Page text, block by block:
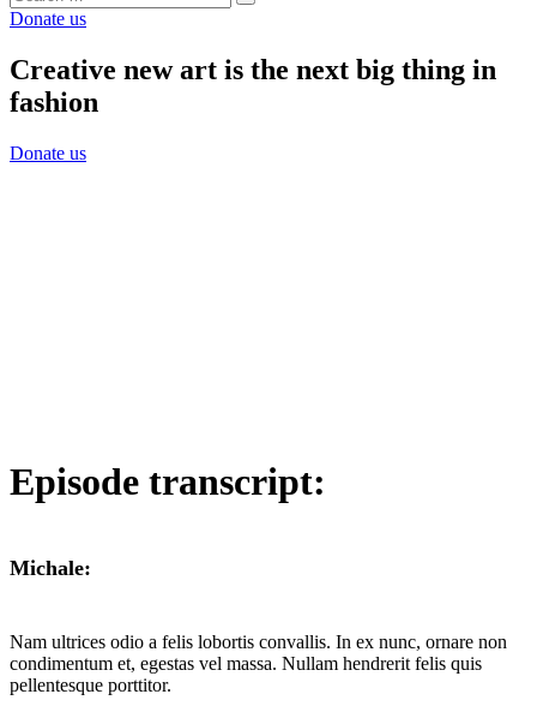
Donate us
Creative new art is the next big thing in
fashion
Donate us
Episode transcript:
Michale:
Nam ultrices odio a felis lobortis convallis. In ex nunc, ornare non
condimentum et, egestas vel massa. Nullam hendrerit felis quis
pellentesque porttitor.